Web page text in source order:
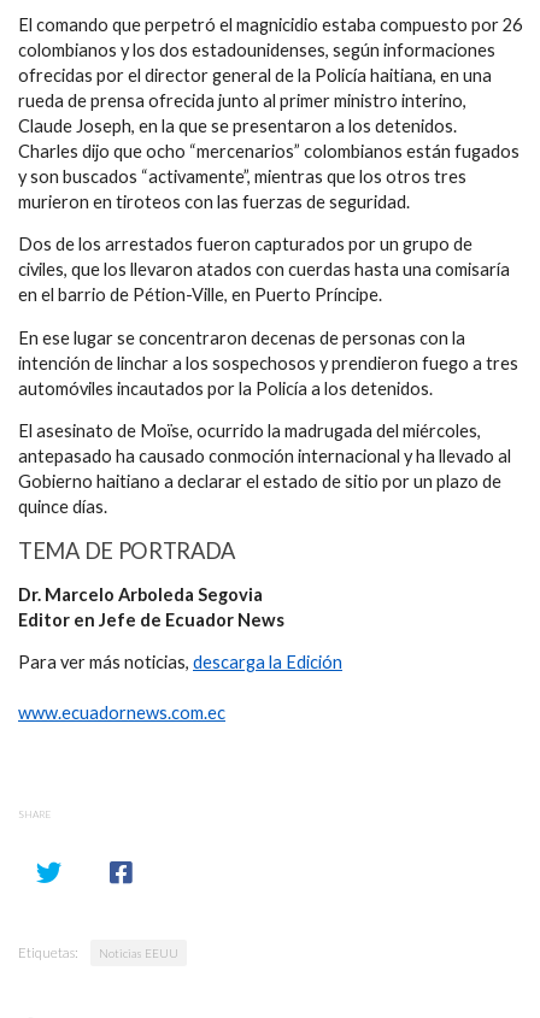
El comando que perpetró el magnicidio estaba compuesto por 26
colombianos y los dos estadounidenses, según informaciones
ofrecidas por el director general de la Policía haitiana, en una
rueda de prensa ofrecida junto al primer ministro interino,
Claude Joseph, en la que se presentaron a los detenidos.
Charles dijo que ocho “mercenarios” colombianos están fugados
y son buscados “activamente”, mientras que los otros tres
murieron en tiroteos con las fuerzas de seguridad.
Dos de los arrestados fueron capturados por un grupo de
civiles, que los llevaron atados con cuerdas hasta una comisaría
en el barrio de Pétion-Ville, en Puerto Príncipe.
En ese lugar se concentraron decenas de personas con la
intención de linchar a los sospechosos y prendieron fuego a tres
automóviles incautados por la Policía a los detenidos.
El asesinato de Moïse, ocurrido la madrugada del miércoles,
antepasado ha causado conmoción internacional y ha llevado al
Gobierno haitiano a declarar el estado de sitio por un plazo de
quince días.
TEMA DE PORTRADA
Dr. Marcelo Arboleda Segovia
Editor en Jefe de Ecuador News
Para ver más noticias, descarga la Edición
www.ecuadornews.com.ec
SHARE
Etiquetas: Noticias EEUU